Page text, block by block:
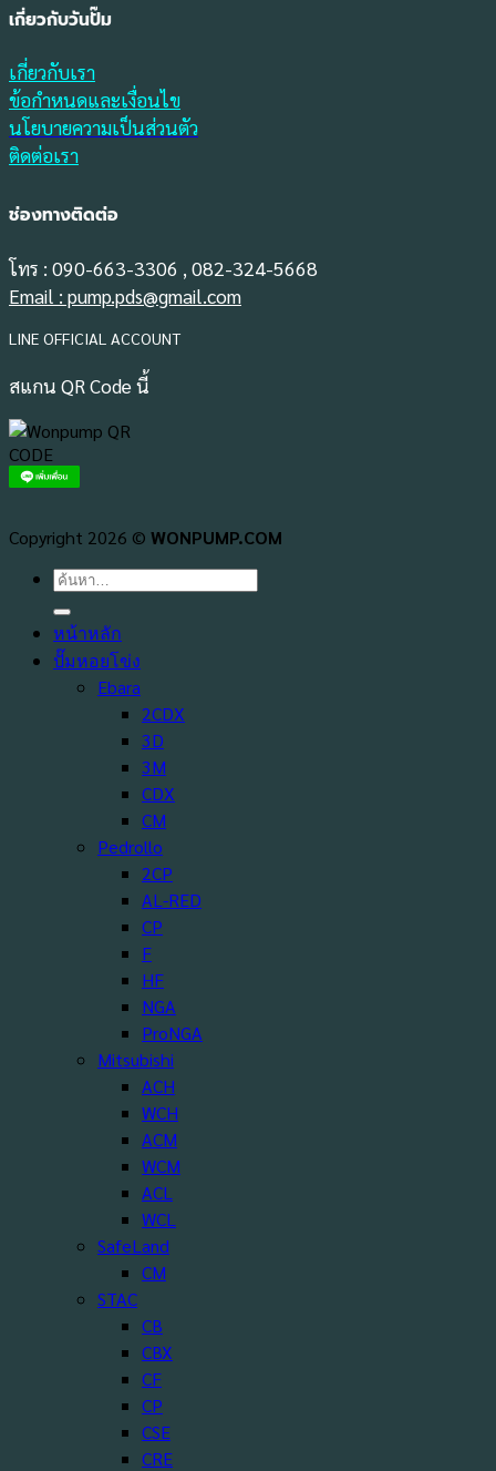
เกี่ยวกับวันปั๊ม
เกี่ยวกับเรา
ข้อกำหนดและเงื่อนไข
นโยบายความเป็นส่วนตัว
ติดต่อเรา
ช่องทางติดต่อ
โทร : 090-663-3306 , 082-324-5668
Email : pump.pds@gmail.com
LINE OFFICIAL ACCOUNT
สแกน QR Code นี้
Copyright 2026 © WONPUMP.COM
ค้นหา:
หน้าหลัก
ปั๊มหอยโข่ง
Ebara
2CDX
3D
3M
CDX
CM
Pedrollo
2CP
AL-RED
CP
F
HF
NGA
ProNGA
Mitsubishi
ACH
WCH
ACM
WCM
ACL
WCL
SafeLand
CM
STAC
CB
CBX
CF
CP
CSE
CRE